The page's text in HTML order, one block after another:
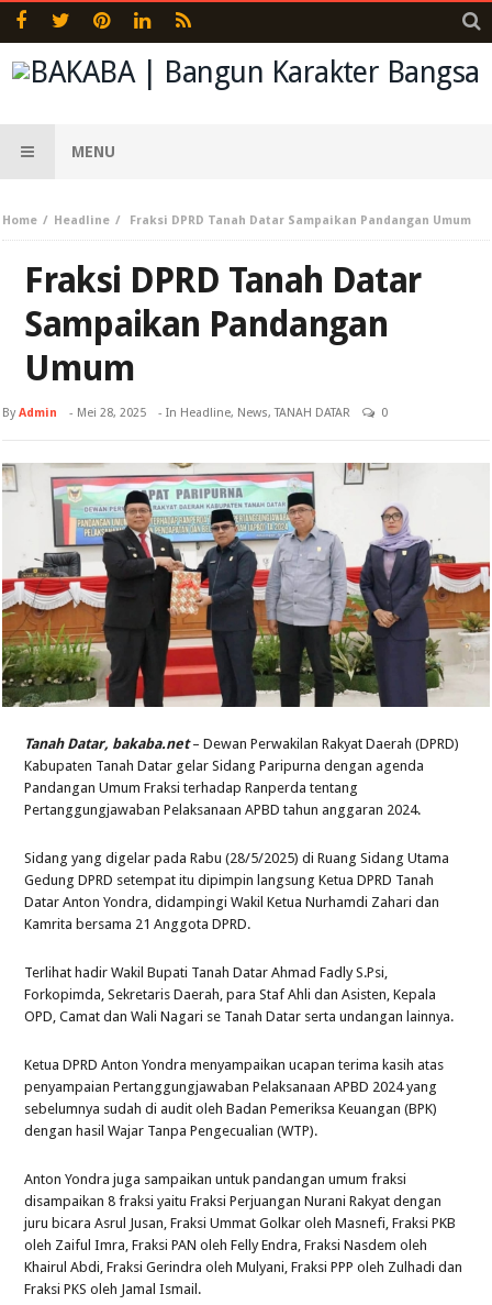
MENU
Home Headline Fraksi DPRD Tanah Datar Sampaikan Pandangan Umum
Fraksi DPRD Tanah Datar
Sampaikan Pandangan
Umum
ByAdmin - Mei 28, 2025 - In Headline, News,TANAH DATAR 0
Tanah Datar, bakaba.net– Dewan Perwakilan Rakyat Daerah (DPRD)
Kabupaten Tanah Datar gelar Sidang Paripurna dengan agenda
Pandangan Umum Fraksi terhadap Ranperda tentang
Pertanggungjawaban Pelaksanaan APBD tahun anggaran 2024.
Sidang yang digelar pada Rabu (28/5/2025) di Ruang Sidang Utama
Gedung DPRD setempat itu dipimpin langsung Ketua DPRD Tanah
Datar Anton Yondra, didampingi Wakil Ketua Nurhamdi Zahari dan
Kamrita bersama 21 Anggota DPRD.
Terlihat hadir Wakil Bupati Tanah Datar Ahmad Fadly S.Psi,
Forkopimda, Sekretaris Daerah, para Staf Ahli dan Asisten, Kepala
OPD, Camat dan Wali Nagari se Tanah Datar serta undangan lainnya.
Ketua DPRD Anton Yondra menyampaikan ucapan terima kasih atas
penyampaian Pertanggungjawaban Pelaksanaan APBD 2024 yang
sebelumnya sudah di audit oleh Badan Pemeriksa Keuangan (BPK)
dengan hasil Wajar Tanpa Pengecualian (WTP).
Anton Yondra juga sampaikan untuk pandangan umum fraksi
disampaikan 8 fraksi yaitu Fraksi Perjuangan Nurani Rakyat dengan
juru bicara Asrul Jusan, Fraksi Ummat Golkar oleh Masnefi, Fraksi PKB
oleh Zaiful Imra, Fraksi PAN oleh Felly Endra, Fraksi Nasdem oleh
Khairul Abdi, Fraksi Gerindra oleh Mulyani, Fraksi PPP oleh Zulhadi dan
Fraksi PKS oleh Jamal Ismail.